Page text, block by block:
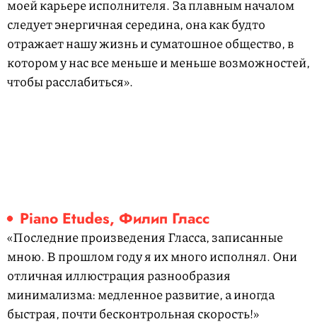
моей карьере исполнителя. За плавным началом
следует энергичная середина, она как будто
отражает нашу жизнь и суматошное общество, в
котором у нас все меньше и меньше возможностей,
чтобы расслабиться».
Piano Etudes, Филип Гласс
«Последние произведения Гласса, записанные
мною. В прошлом году я их много исполнял. Они
отличная иллюстрация разнообразия
минимализма: медленное развитие, а иногда
быстрая, почти бесконтрольная скорость!»